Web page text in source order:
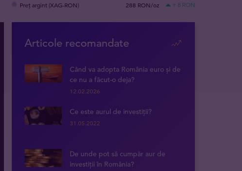
Preț argint (XAG-RON) 288 RON/oz + 8 RON
Articole recomandate
Când va adopta România euro și de
ce nu a făcut-o deja?
12.02.2026
Ce este aurul de investiții?
31.05.2022
De unde pot să cumpăr aur de
investiții în România?